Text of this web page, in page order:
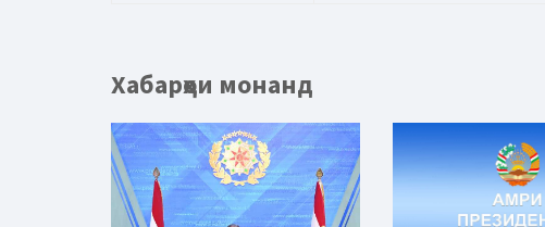
Хабарҳои монанд